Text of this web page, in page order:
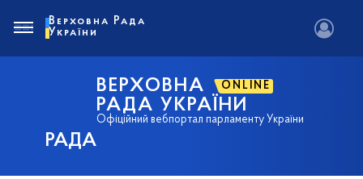
РАДА
ВЕРХОВНА ONLINE
РАДА УКРАЇНИ
Офіційний вебпортал парламенту України
Верховна Рада
України